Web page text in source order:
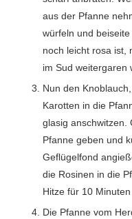
aus der Pfanne
würfeln und
noch leicht rosa ist,
im Sud weitergaren
Nun den Knoblauch, Ingwer, die Zwiebelwürfel und die
Karotten in die
glasig anschwitzen.
Pfanne geben und
Geflügelfond
die Rosinen in die
Hitze für 10
Die Pfanne vom Herd nehmen und den Joghurt